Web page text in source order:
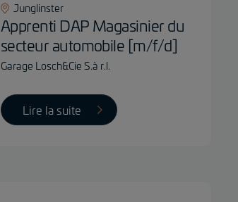
Junglinster
Apprenti DAP Magasinier du
secteur automobile [m/f/d]
Garage Losch&Cie S.à r.l.
Lire la suite